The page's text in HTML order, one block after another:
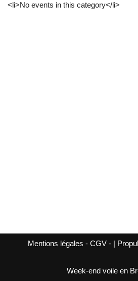
<li>No events in this category</li>
Mentions légales - CGV - |
Week-end voile en